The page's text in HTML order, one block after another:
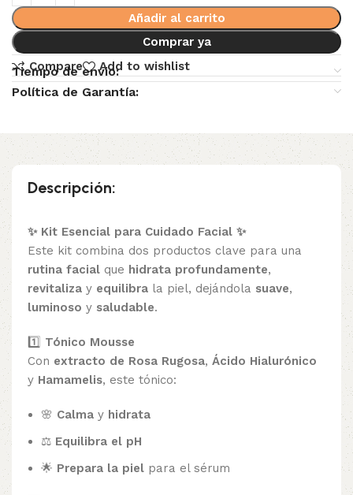
Añadir al carrito
Comprar ya
Compare
Add to wishlist
Tiempo de envio:
Política de Garantía:
Descripción:
✨ Kit Esencial para Cuidado Facial ✨
Este kit combina dos productos clave para una
rutina facial que hidrata profundamente,
revitaliza y equilibra la piel, dejándola suave,
luminoso y saludable.
1️⃣ Tónico Mousse
Con extracto de Rosa Rugosa, Ácido Hialurónico
y Hamamelis, este tónico:
🌸 Calma y hidrata
⚖️ Equilibra el pH
🌟 Prepara la piel para el sérum